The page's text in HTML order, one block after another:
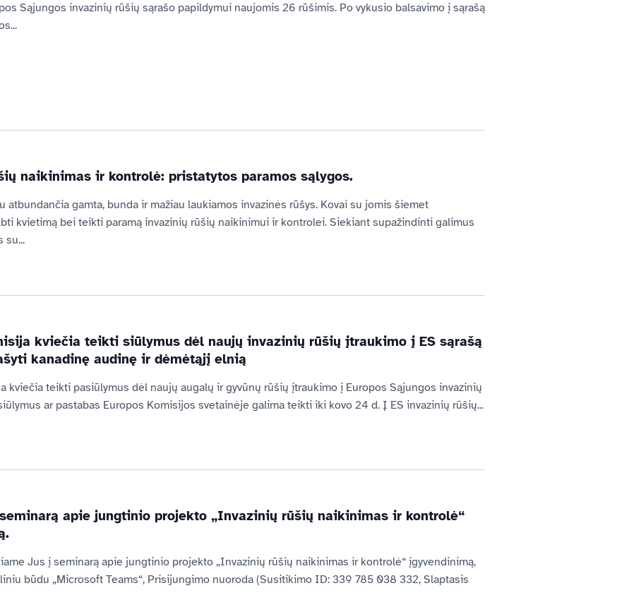
Sąjungos invazinių rūšių sąrašo papildymui naujomis 26 rūšimis. Po vykusio balsavimo į sąrašą
naikinimas ir kontrolė: pristatytos paramos sąlygos.
atbundančia gamta, bunda ir mažiau laukiamos invazinės rūšys. Kovai su jomis šiemet
kvietimą bei teikti paramą invazinių rūšių naikinimui ir kontrolei. Siekiant supažindinti galimus
su...
kviečia teikti siūlymus dėl naujų invazinių rūšių įtraukimo į ES sąrašą
kanadinę audinę ir dėmėtąjį elnią
kviečia teikti pasiūlymus dėl naujų augalų ir gyvūnų rūšių įtraukimo į Europos Sąjungos invazinių
ar pastabas Europos Komisijos svetainėje galima teikti iki kovo 24 d. Į ES invazinių rūšių...
apie jungtinio projekto „Invazinių rūšių naikinimas ir kontrolė“
Jus į seminarą apie jungtinio projekto „Invazinių rūšių naikinimas ir kontrolė“ įgyvendinimą,
būdu „Microsoft Teams“, Prisijungimo nuoroda (Susitikimo ID: 339 785 038 332, Slaptasis